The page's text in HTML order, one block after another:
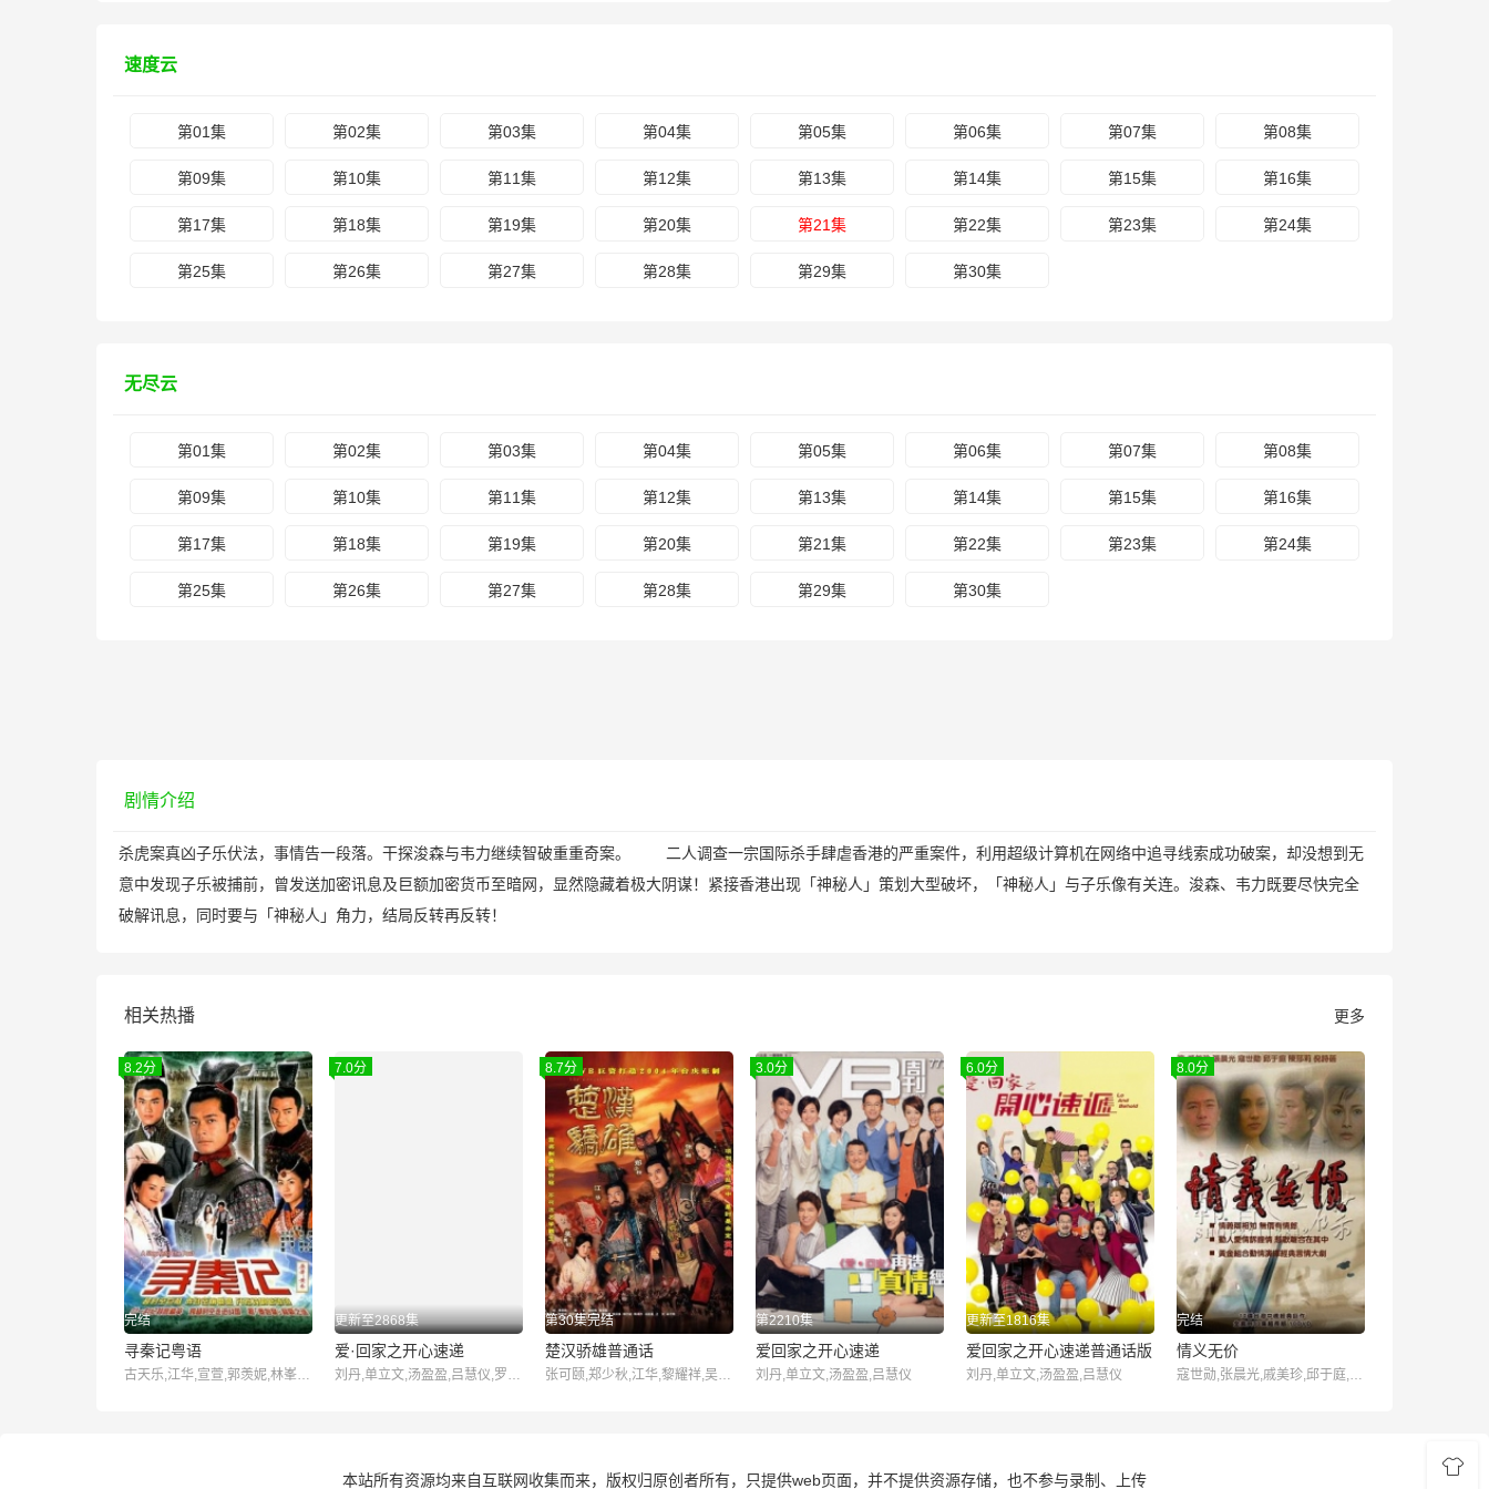
速度云
第01集 第02集 第03集 第04集 第05集 第06集 第07集 第08集
第09集 第10集 第11集 第12集 第13集 第14集 第15集 第16集
第17集 第18集 第19集 第20集 第21集 第22集 第23集 第24集
第25集 第26集 第27集 第28集 第29集 第30集
无尽云
第01集 第02集 第03集 第04集 第05集 第06集 第07集 第08集
第09集 第10集 第11集 第12集 第13集 第14集 第15集 第16集
第17集 第18集 第19集 第20集 第21集 第22集 第23集 第24集
第25集 第26集 第27集 第28集 第29集 第30集
剧情介绍
杀虎案真凶子乐伏法，事情告一段落。干探浚森与韦力继续智破重重奇案。 二人调查一宗国际杀手肆虐香港的严重案件，利用超级计算机在网络中追寻线索成功破案，却没想到无
意中发现子乐被捕前，曾发送加密讯息及巨额加密货币至暗网，显然隐藏着极大阴谋！紧接香港出现「神秘人」策划大型破坏，「神秘人」与子乐像有关连。浚森、韦力既要尽快完全
破解讯息，同时要与「神秘人」角力，结局反转再反转！
相关热播 更多
8.2分
完结
寻秦记粤语
古天乐,江华,宣萱,郭羡妮,林峯,滕丽名,郑雪儿,雪梨,郭锋
7.0分
更新至2868集
爱·回家之开心速递
刘丹,单立文,汤盈盈,吕慧仪,罗乐林,马贯东,苏韵姿,周嘉洛,陈浚霆,吴伟豪
8.7分
第30集完结
楚汉骄雄普通话
张可颐,郑少秋,江华,黎耀祥,吴美珩,蒋志光,林韦辰,艾威,陈荣峻,鲁振顺,邵传勇,余子明,郑子诚,罗乐林,黄泽锋,王俊棠,江汉
3.0分
第2210集
爱回家之开心速递
刘丹,单立文,汤盈盈,吕慧仪
6.0分
更新至1816集
爱回家之开心速递普通话版
刘丹,单立文,汤盈盈,吕慧仪
8.0分
完结
情义无价
寇世勋,张晨光,戚美珍,邱于庭,倪诗蓓,陈莎莉,张冲,田丰,关毅,赵学煌,阮宗泗,王志刚,王瑞,胡翔评,唐复雄,金十二
本站所有资源均来自互联网收集而来，版权归原创者所有，只提供web页面，并不提供资源存储，也不参与录制、上传